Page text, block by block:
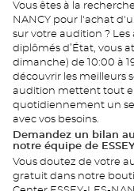
Vous êtes à la
NANCY pour l'achat
sur votre audition ? Les
diplômés d’État, vous
dimanche) de 10:00 à
découvrir les meilleurs
audition mettent tout
quotidiennement un
avec vos besoins.
Demandez un bilan
notre équipe de
Vous doutez de votre
gratuit dans notre